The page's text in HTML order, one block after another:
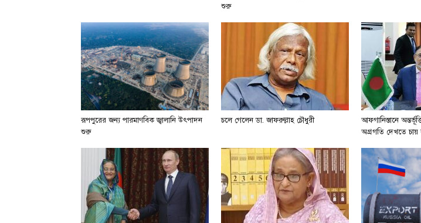
শুরু
রূপপুরের জন্য পারমাণবিক জ্বালানি উৎপাদন
শুরু
চলে গেলেন ডা. জাফরুল্লাহ চৌধুরী
আফগানিস্তানে
অগ্রগতি দেখতে চায়